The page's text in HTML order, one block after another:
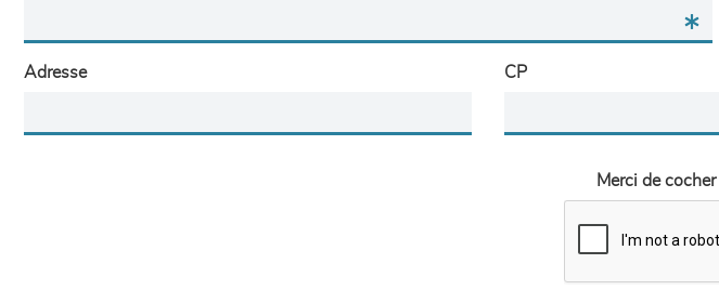
Adresse CP
Merci de